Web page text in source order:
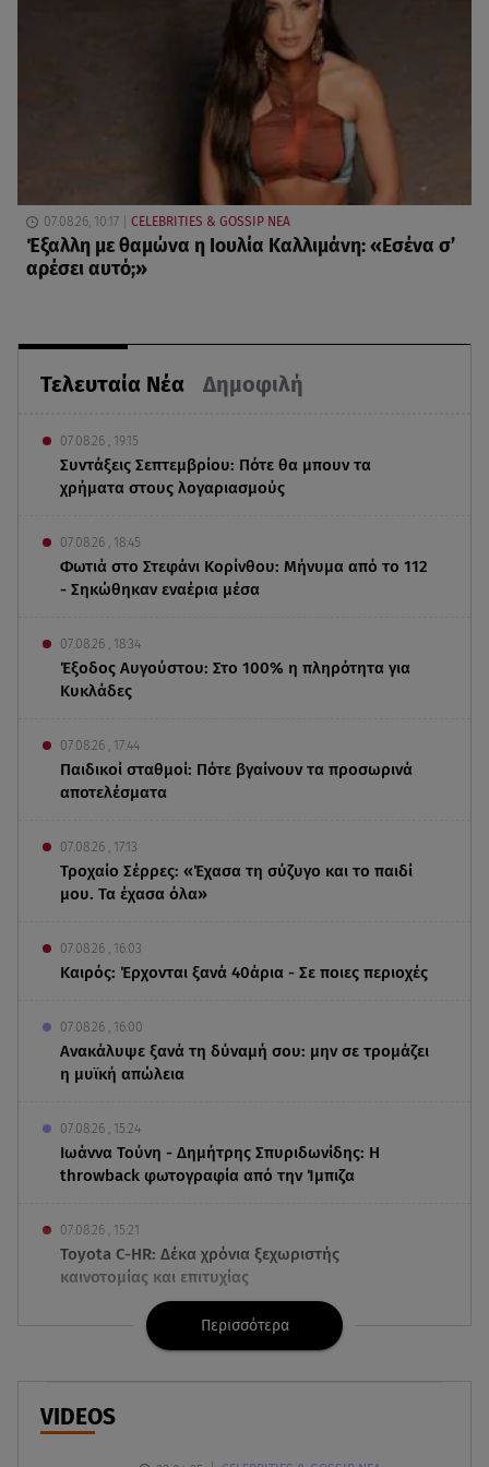
Τελευταία Νέα Δημοφιλή
07.08.26 , 19:15
Συντάξεις Σεπτεμβρίου: Πότε θα μπουν τα
χρήματα στους λογαριασμούς
07.08.26 , 18:45
Φωτιά στο Στεφάνι Κορίνθου: Μήνυμα από το 112
- Σηκώθηκαν εναέρια μέσα
07.08.26 , 18:34
Έξοδος Αυγούστου: Στο 100% η πληρότητα για
Κυκλάδες
07.08.26 , 17:44
Παιδικοί σταθμοί: Πότε βγαίνουν τα προσωρινά
αποτελέσματα
07.08.26 , 17:13
Τροχαίο Σέρρες: «Έχασα τη σύζυγο και το παιδί
μου. Τα έχασα όλα»
07.08.26 , 16:03
Καιρός: Έρχονται ξανά 40άρια - Σε ποιες περιοχές
07.08.26 , 16:00
Ανακάλυψε ξανά τη δύναμή σου: μην σε τρομάζει
η μυϊκή απώλεια
07.08.26 , 15:24
Ιωάννα Τούνη - Δημήτρης Σπυριδωνίδης: Η
throwback φωτογραφία από την Ίμπιζα
07.08.26 , 15:21
Toyota C-HR: Δέκα χρόνια ξεχωριστής
καινοτομίας και επιτυχίας
Τροχαίο Σέρρες: «Δεν πρόλαβα να κάνω κάτι κι
έπεσε πάνω μου»
07.08.26 , 14:49
Πέθανε η δημοσιογράφος και πρώην σύζυγος
Περισσότερα
VIDEOS
07.08.26, 10:17 CELEBRITIES & GOSSIP ΝΕΑ
Έξαλλη με θαμώνα η Ιουλία Καλλιμάνη: «Εσένα σ’
αρέσει αυτό;»